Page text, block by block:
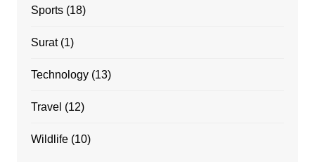
Sports(18)
Surat(1)
Technology(13)
Travel (12)
Wildlife(10)